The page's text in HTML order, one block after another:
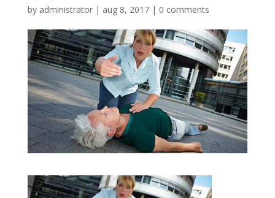
by administrator| aug 8, 2017| 0 comments